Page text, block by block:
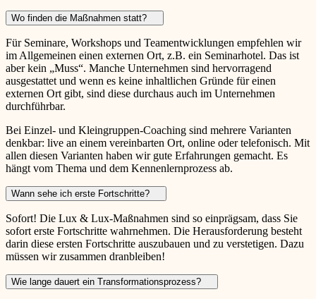
Wo finden die Maßnahmen statt?
Für Seminare, Workshops und Teamentwicklungen empfehlen wir
im Allgemeinen einen externen Ort, z.B. ein Seminarhotel. Das ist
aber kein „Muss“. Manche Unternehmen sind hervorragend
ausgestattet und wenn es keine inhaltlichen Gründe für einen
externen Ort gibt, sind diese durchaus auch im Unternehmen
durchführbar.
Bei Einzel- und Kleingruppen-Coaching sind mehrere Varianten
denkbar: live an einem vereinbarten Ort, online oder telefonisch. Mit
allen diesen Varianten haben wir gute Erfahrungen gemacht. Es
hängt vom Thema und dem Kennenlernprozess ab.
Wann sehe ich erste Fortschritte?
Sofort! Die Lux & Lux-Maßnahmen sind so einprägsam, dass Sie
sofort erste Fortschritte wahrnehmen. Die Herausforderung besteht
darin diese ersten Fortschritte auszubauen und zu verstetigen. Dazu
müssen wir zusammen dranbleiben!
Wie lange dauert ein Transformationsprozess?